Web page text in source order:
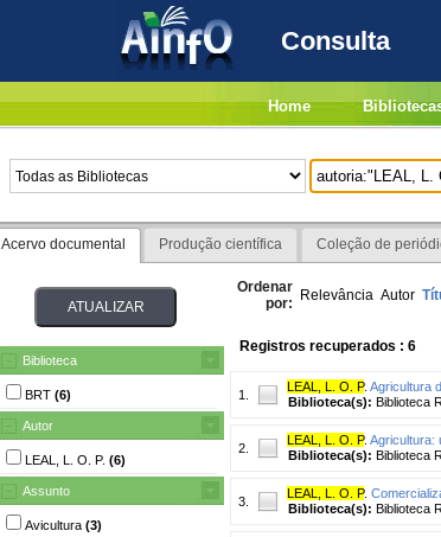
Consulta
Home
Acervo documental Produção científica Coleção de
Biblioteca
BRT (6)
Autor
LEAL, L. O. P. (6)
Assunto
Avicultura (3)
Ordenar
por: Relevância Autor
Registros recuperados : 6
1.
LEAL, L. O. P. Agricultura
Biblioteca(s): Biblioteca
2.
LEAL, L. O. P. Agricultura:
Biblioteca(s): Biblioteca
3.
LEAL, L. O. P.
Biblioteca(s): Biblioteca